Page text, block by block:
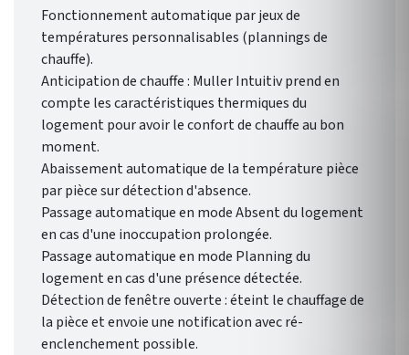
Fonctionnement automatique par jeux de
températures personnalisables (plannings de
chauffe).
Anticipation de chauffe : Muller Intuitiv prend en
compte les caractéristiques thermiques du
logement pour avoir le confort de chauffe au bon
moment.
Abaissement automatique de la température pièce
par pièce sur détection d'absence.
Passage automatique en mode Absent du logement
en cas d'une inoccupation prolongée.
Passage automatique en mode Planning du
logement en cas d'une présence détectée.
Détection de fenêtre ouverte : éteint le chauffage de
la pièce et envoie une notification avec ré-
enclenchement possible.